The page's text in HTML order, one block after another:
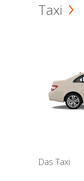
Taxi
Das Taxi